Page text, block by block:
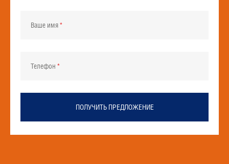
Ваше имя
Телефон
ПОЛУЧИТЬ ПРЕДЛОЖЕНИЕ